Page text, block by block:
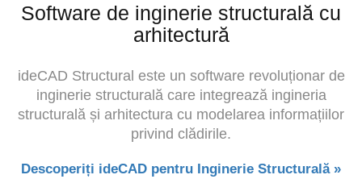
Software de inginerie structurală cu
arhitectură
ideCAD Structural este un software revoluționar de
inginerie structurală care integrează ingineria
structurală și arhitectura cu modelarea informațiilor
privind clădirile.
Descoperiți ideCAD pentru Inginerie Structurală »